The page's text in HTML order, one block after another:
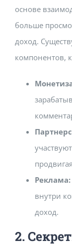
основе
больше
доход.
компонентов,
Реклама:
внутри
доход.
2.